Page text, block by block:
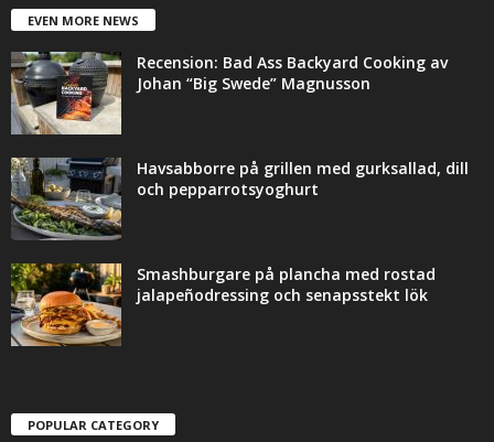
EVEN MORE NEWS
Recension: Bad Ass Backyard Cooking av
Johan “Big Swede” Magnusson
Havsabborre på grillen med gurksallad, dill
och pepparrotsyoghurt
Smashburgare på plancha med rostad
jalapeñodressing och senapsstekt lök
POPULAR CATEGORY